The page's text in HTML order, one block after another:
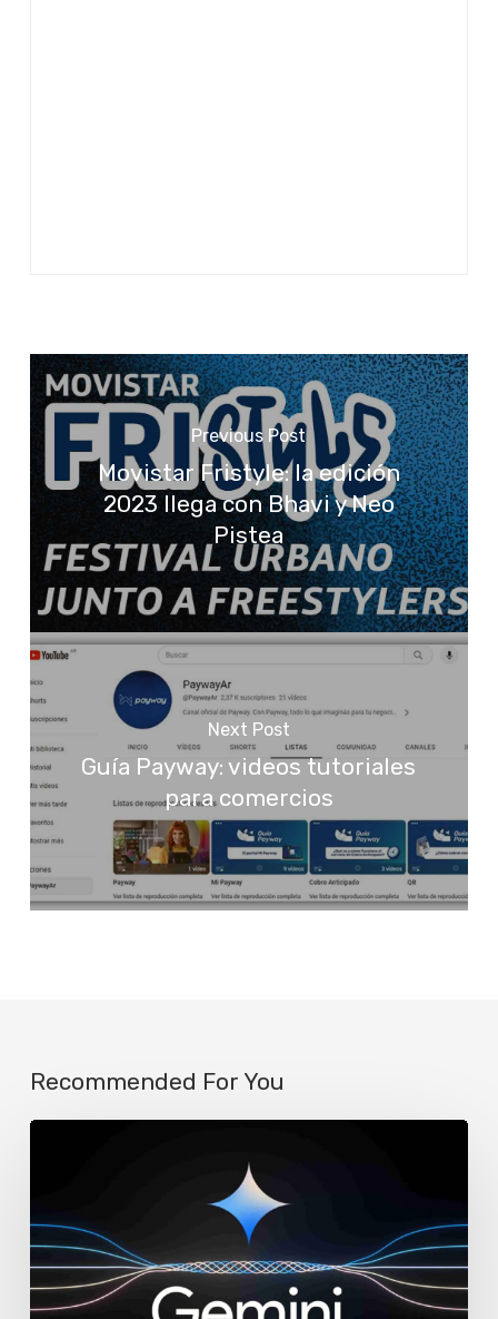
Previous Post
Movistar Fristyle: la edición
2023 llega con Bhavi y Neo
Pistea
Next Post
Guía Payway: videos tutoriales
para comercios
Recommended For You
Assistant
Gemini